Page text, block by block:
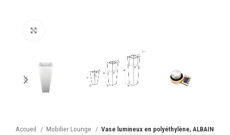
Accueil Mobilier Lounge Vase lumineux en polyéthylène, ALBAIN